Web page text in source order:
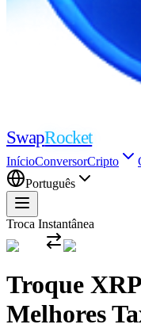
SwapRocket
InícioConversorCripto
Português
Troca Instantânea
Troque
Melhores